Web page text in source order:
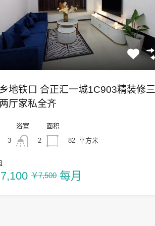
地铁口 合正汇一城1C903精装修三
厅家私全齐
3
浴室
2
面积
82 平方米
￥7,500 每月